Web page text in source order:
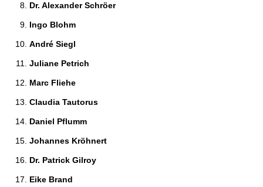
Dr. Alexander Schröer
Ingo Blohm
André Siegl
Juliane Petrich
Marc Fliehe
Claudia Tautorus
Daniel Pflumm
Johannes Kröhnert
Dr. Patrick Gilroy
Eike Brand